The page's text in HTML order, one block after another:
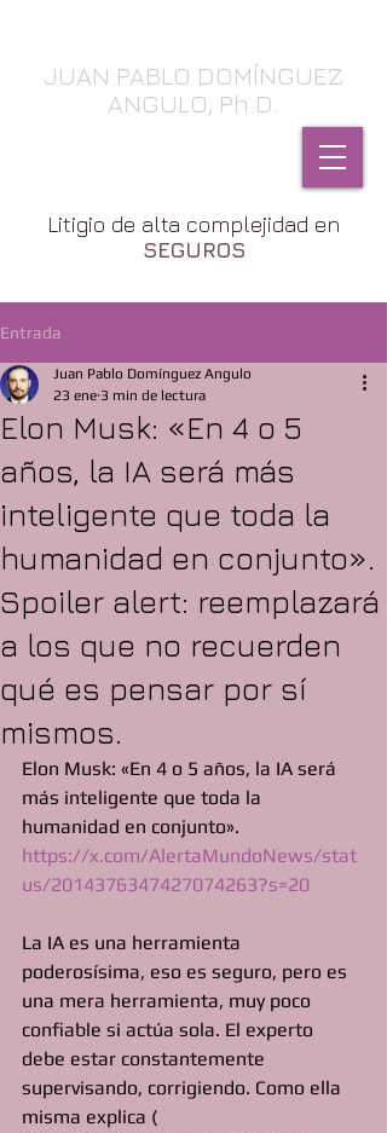
JUAN PABLO DOMÍNGUEZ
ANGULO, Ph.D.
Litigio de alta complejidad en
SEGUROS
Entrada
Elon Musk: «En 4 o 5
años, la IA será más
inteligente que toda la
humanidad en conjunto».
Spoiler alert: reemplazará
a los que no recuerden
qué es pensar por sí
mismos.
Juan Pablo Domínguez Angulo
23 ene 3 min de lectura
Elon Musk: «En 4 o 5 años, la IA será
más inteligente que toda la
humanidad en conjunto».
https://x.com/AlertaMundoNews/stat
us/2014376347427074263?s=20
La IA es una herramienta
poderosísima, eso es seguro, pero es
una mera herramienta, muy poco
confiable si actúa sola. El experto
debe estar constantemente
supervisando, corrigiendo. Como ella
misma explica (